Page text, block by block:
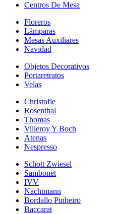
Centros De Mesa
Floreros
Lámparas
Mesas Auxiliares
Navidad
Objetos Decorativos
Portaretratos
Velas
Christofle
Rosenthal
Thomas
Villeroy Y Boch
Atenas
Nespresso
Schott Zwiesel
Sambonet
IVV
Nachtmann
Bordallo Pinheiro
Baccarat